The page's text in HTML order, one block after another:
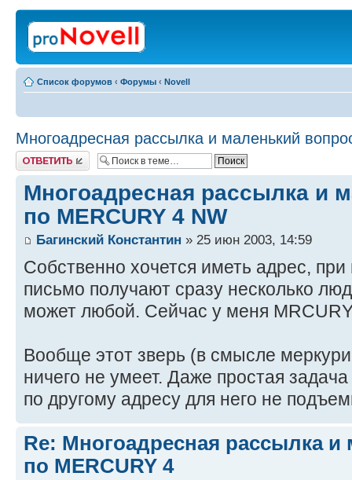
Список форумов ‹ Форумы ‹ Novell
Многоадресная рассылка и маленький
Ответить
Многоадресная рассылка и
по MERCURY 4 NW
Багинский Константин » 25 июн 2003, 14:59
Собственно хочется иметь адрес,
письмо получают сразу несколько
может любой. Сейчас у меня
Вообще этот зверь (в смысле
ничего не умеет. Даже простая
по другому адресу для него не
Re: Многоадресная рассылка и
по MERCURY 4